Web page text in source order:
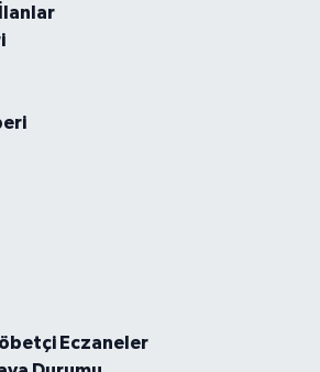
Eczaneler